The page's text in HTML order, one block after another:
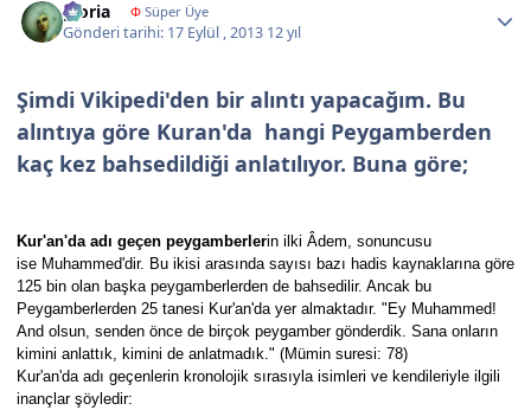
gloria ΦSüper Üye
Gönderi tarihi: 17 Eylül , 2013 12 yıl
Şimdi Vikipedi'den bir alıntı yapacağım. Bu
alıntıya göre Kuran'da hangi Peygamberden
kaç kez bahsedildiği anlatılıyor. Buna göre;
Kur'an'da adı geçen peygamberlerin ilki Âdem, sonuncusu
ise Muhammed'dir. Bu ikisi arasında sayısı bazı hadis kaynaklarına göre
125 bin olan başka peygamberlerden de bahsedilir. Ancak bu
Peygamberlerden 25 tanesi Kur'an'da yer almaktadır. "Ey Muhammed!
And olsun, senden önce de birçok peygamber gönderdik. Sana onların
kimini anlattık, kimini de anlatmadık." (Mümin suresi: 78)
Kur'an'da adı geçenlerin kronolojik sırasıyla isimleri ve kendileriyle ilgili
inançlar şöyledir: